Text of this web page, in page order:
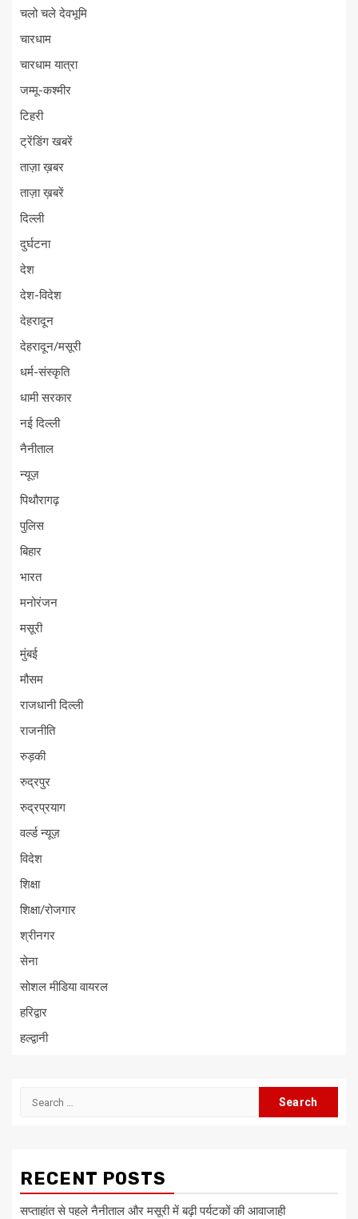
चलो चले देवभूमि
चारधाम
चारधाम यात्रा
जम्मू-कश्मीर
टिहरी
ट्रेंडिंग खबरें
ताज़ा ख़बर
ताज़ा ख़बरें
दिल्ली
दुर्घटना
देश
देश-विदेश
देहरादून
देहरादून/मसूरी
धर्म-संस्कृति
धामी सरकार
नई दिल्ली
नैनीताल
न्यूज़
पिथौरागढ़
पुलिस
बिहार
भारत
मनोरंजन
मसूरी
मुंबई
मौसम
राजधानी दिल्ली
राजनीति
रुड़की
रुद्रपुर
रुद्रप्रयाग
वर्ल्ड न्यूज़
विदेश
शिक्षा
शिक्षा/रोजगार
श्रीनगर
सेना
सोशल मीडिया वायरल
हरिद्वार
हल्द्वानी
Search
RECENT POSTS
सप्ताहांत से पहले नैनीताल और मसूरी में बढ़ी पर्यटकों की आवाजाही